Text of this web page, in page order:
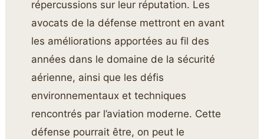
répercussions sur leur réputation. Les
avocats de la défense mettront en avant
les améliorations apportées au fil des
années dans le domaine de la sécurité
aérienne, ainsi que les défis
environnementaux et techniques
rencontrés par l’aviation moderne. Cette
défense pourrait être, on peut le